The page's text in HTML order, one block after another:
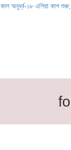
কাল অনূর্ধ্ব-১৮ এশিয়া কাপ শুরু;